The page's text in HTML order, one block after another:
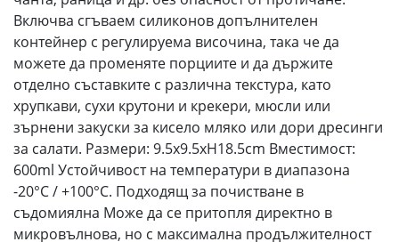
Включва сгъваем силиконов допълнителен
контейнер с регулируема височина, така че да
можете да променяте порциите и да държите
отделно съставките с различна текстура, като
хрупкави, сухи крутони и крекери, мюсли или
зърнени закуски за кисело мляко или дори дресинги
за салати. Размери: 9.5x9.5xH18.5cm Вместимост:
600ml Устойчивост на температури в диапазона
-20°C / +100°C. Подходящ за почистване в
съдомиялна Може да се притопля директно в
микровълнова, но с максимална продължителност